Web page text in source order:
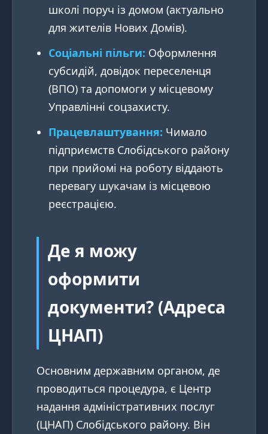
школі поруч із домом (актуально
для жителів Нових Домів).
Соціальні пільги: Оформлення
субсидій, довідок переселенця
(ВПО) та допомоги у місцевому
Управлінні соцзахисту.
Працевлаштування: Чимало
підприємств Слобідського району
при прийомі на роботу віддають
перевагу шукачам із місцевою
реєстрацією.
Де я можу
оформити
документи? (Адреса
ЦНАП)
Основним державним органом, де
проводиться процедура, є Центр
надання адміністративних послуг
(ЦНАП) Слобідського району. Він